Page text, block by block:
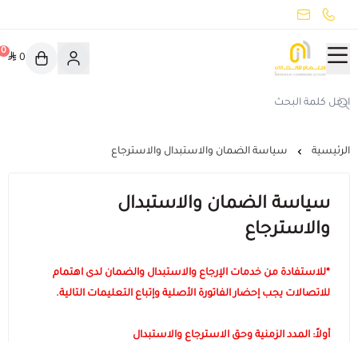
اهتمام
0
0
هواوي بورا 90 اس برو ماكس
ايفون 17
الرئيسية سياسة الضمان والاستبدال والاسترجاع
سياسة الضمان والاستبدال
والاسترجاع
*للاستفادة من خدمات الإرجاع والاستبدال والضمان لدى اهتمام
للاتصالات يجب إحضار الفاتورة الأصلية وإتباع التعليمات التالية.
أولاً: المدد الزمنية وحق الاسترجاع والاستبدال